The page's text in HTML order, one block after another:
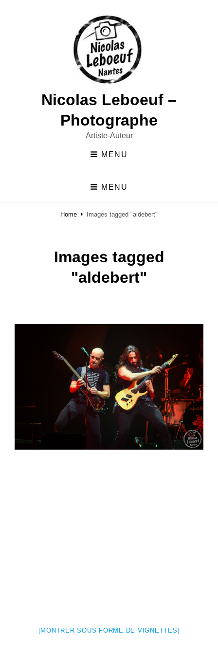
Nicolas Leboeuf –
Photographe
Artiste-Auteur
MENU
MENU
Home Images tagged "aldebert"
Images tagged
"aldebert"
[MONTRER SOUS FORME DE VIGNETTES]